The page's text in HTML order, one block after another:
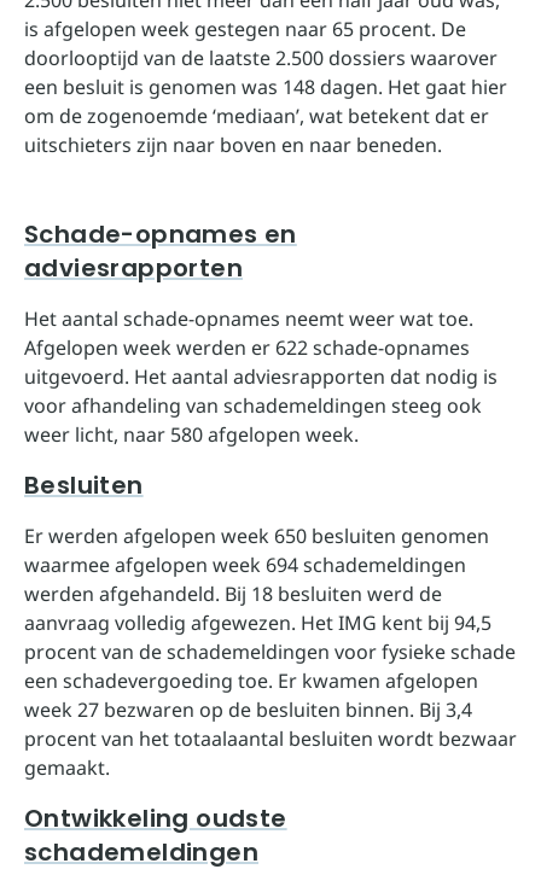
is afgelopen week gestegen naar 65 procent. De
doorlooptijd van de laatste 2.500 dossiers waarover
een besluit is genomen was 148 dagen. Het gaat hier
om de zogenoemde ‘mediaan’, wat betekent dat er
uitschieters zijn naar boven en naar beneden.
Schade-opnames en
adviesrapporten
Het aantal schade-opnames neemt weer wat toe.
Afgelopen week werden er 622 schade-opnames
uitgevoerd. Het aantal adviesrapporten dat nodig is
voor afhandeling van schademeldingen steeg ook
weer licht, naar 580 afgelopen week.
Besluiten
Er werden afgelopen week 650 besluiten genomen
waarmee afgelopen week 694 schademeldingen
werden afgehandeld. Bij 18 besluiten werd de
aanvraag volledig afgewezen. Het IMG kent bij 94,5
procent van de schademeldingen voor fysieke schade
een schadevergoeding toe. Er kwamen afgelopen
week 27 bezwaren op de besluiten binnen. Bij 3,4
procent van het totaalaantal besluiten wordt bezwaar
gemaakt.
Ontwikkeling oudste
schademeldingen